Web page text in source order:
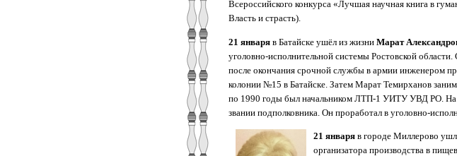
Всероссийского конкурса «Лучшая научная книга в
Власть и страсть).
21 января в Батайске ушёл из жизни Марат
уголовно-исполнительной системы Ростовской
после окончания срочной службы в армии инженером
колонии №15 в Батайске. Затем Марат Темирханов
по 1990 годы был начальником ЛТП-1 УИТУ УВД РО.
звании подполковника. Он проработал в уголовно-
21 января в городе Миллерово
организатора производства в